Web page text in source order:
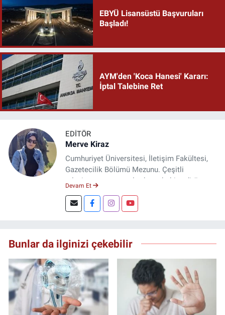
EBYÜ Lisansüstü Başvuruları
Başladı!
AYM'den 'Koca Hanesi' Kararı:
İptal Talebine Ret
EDITÖR
Merve Kiraz
Cumhuriyet Üniversitesi, İletişim Fakültesi,
Gazetecilik Bölümü Mezunu. Çeşitli
televizyon ve gazetelerde muhabir, editör,
Şuan, www.dogugazetesi.com adlı haber
sitesinin Yazı İşleri Müdürlüğünü yürütmekte.
Devam Et
Bunlar da ilginizi çekebilir